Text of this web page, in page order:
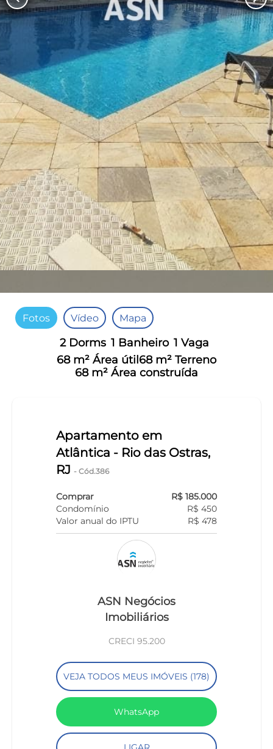
Fotos Vídeo Mapa
2 Dorms 1 Banheiro 1 Vaga
68 m² Área útil 68 m² Terreno
68 m² Área construída
Apartamento em
Atlântica - Rio das Ostras,
RJ- Cód.386
Comprar
R$ 185.000
Condomínio
R$ 450
Valor anual do IPTU
R$ 478
ASN Negócios
Imobiliários
CRECI 95.200
VEJA TODOS MEUS IMÓVEIS (178)
WhatsApp